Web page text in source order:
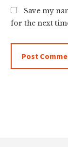
Save my
for the next